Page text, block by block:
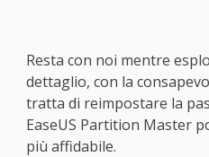
Resta con noi mentre
dettaglio, con la
tratta di reimpostare la
EaseUS Partition Master
più affidabile.